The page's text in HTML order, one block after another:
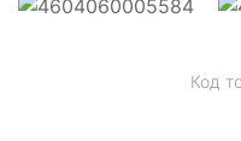
Код